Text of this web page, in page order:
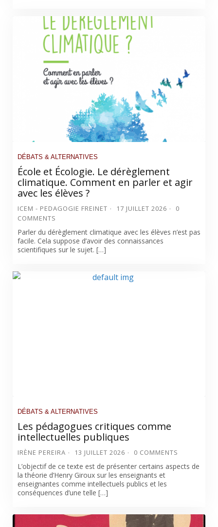
DÉBATS & ALTERNATIVES
École et Écologie. Le dérèglement
climatique. Comment en parler et agir
avec les élèves ?
ICEM - PEDAGOGIE FREINET 17 JUILLET 2026
0
COMMENTS
Parler du dérèglement climatique avec les élèves n’est pas
facile. Cela suppose d’avoir des connaissances
scientifiques sur le sujet. […]
DÉBATS & ALTERNATIVES
Les pédagogues critiques comme
intellectuelles publiques
IRÈNE PEREIRA 13 JUILLET 2026 0 COMMENTS
L’objectif de ce texte est de présenter certains aspects de
la théorie d’Henry Giroux sur les enseignants et
enseignantes comme intellectuels publics et les
conséquences d’une telle […]